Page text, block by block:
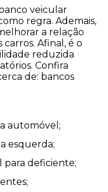
veicular
regra. Ademais,
a relação
Afinal, é o
reduzida
Confira
de: bancos
automóvel;
esquerda;
para deficiente;